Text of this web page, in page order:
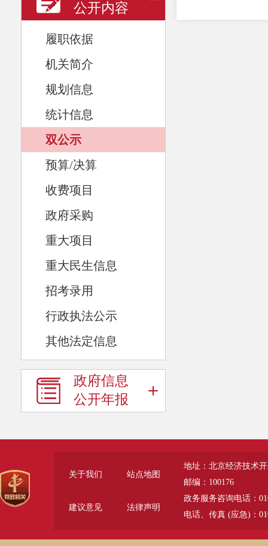
公开内容
履职依据
机关简介
规划信息
统计信息
双公示
预算/决算
收费项目
政府采购
重大项目
重大民生信息
招考录用
行政执法公示
其他法定信息
政府信息
公开年报
关于我们 站点地图
建议意见 法律声明
地址：北京经济技术
邮编：100176
政务服务咨询电话：
电话、传真 (应急)：